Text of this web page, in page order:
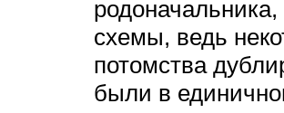
схемы, ведь
потомства
были в